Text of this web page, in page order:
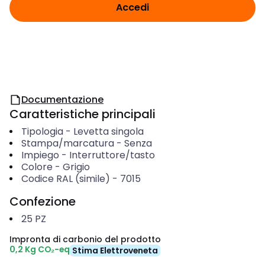
Accedi
Documentazione
Caratteristiche principali
Tipologia- Levetta singola
Stampa/marcatura- Senza
Impiego - Interruttore/tasto
Colore - Grigio
Codice RAL (simile) - 7015
Confezione
25 PZ
Impronta di carbonio del prodotto
0,2 Kg CO₂-eq Stima Elettroveneta